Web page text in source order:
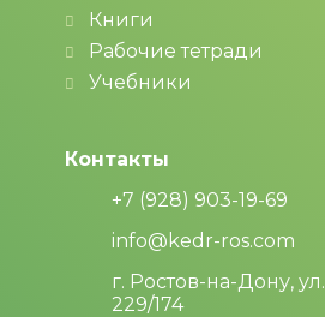
Книги
Рабочие тетради
Учебники
Контакты
+7 (928) 903-19-69
info@kedr-ros.com
г. Ростов-на-Дону,
229/174